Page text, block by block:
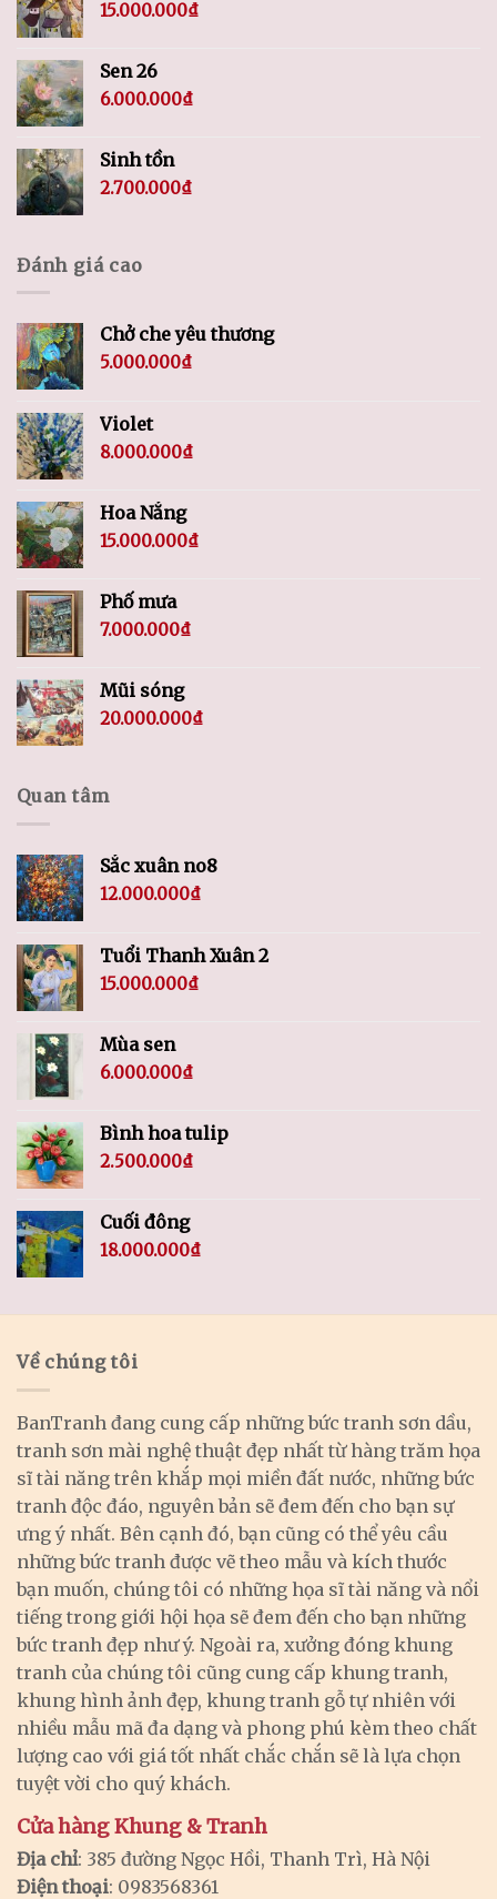
15.000.000₫
Sen 26
6.000.000₫
Sinh tồn
2.700.000₫
Đánh giá cao
Chở che yêu thương
5.000.000₫
Violet
8.000.000₫
Hoa Nắng
15.000.000₫
Phố mưa
7.000.000₫
Mũi sóng
20.000.000₫
Quan tâm
Sắc xuân no8
12.000.000₫
Tuổi Thanh Xuân 2
15.000.000₫
Mùa sen
6.000.000₫
Bình hoa tulip
2.500.000₫
Cuối đông
18.000.000₫
Về chúng tôi
BanTranh đang cung cấp những bức tranh sơn dầu,
tranh sơn mài nghệ thuật đẹp nhất từ hàng trăm họa
sĩ tài năng trên khắp mọi miền đất nước, những bức
tranh độc đáo, nguyên bản sẽ đem đến cho bạn sự
ưng ý nhất. Bên cạnh đó, bạn cũng có thể yêu cầu
những bức tranh được vẽ theo mẫu và kích thước
bạn muốn, chúng tôi có những họa sĩ tài năng và nổi
tiếng trong giới hội họa sẽ đem đến cho bạn những
bức tranh đẹp như ý. Ngoài ra, xưởng đóng khung
tranh của chúng tôi cũng cung cấp khung tranh,
khung hình ảnh đẹp, khung tranh gỗ tự nhiên với
nhiều mẫu mã đa dạng và phong phú kèm theo chất
lượng cao với giá tốt nhất chắc chắn sẽ là lựa chọn
tuyệt vời cho quý khách.
Cửa hàng Khung & Tranh
Địa chỉ: 385 đường Ngọc Hồi, Thanh Trì, Hà Nội
Điện thoại: 0983568361